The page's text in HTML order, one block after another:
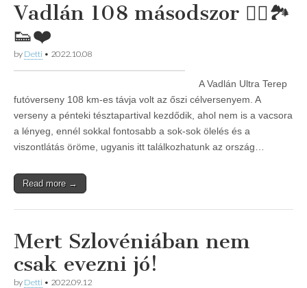
Vadlán 108 másodszor 🏃‍♀️🏞
👟❤️
by Detti • 2022.10.08
A Vadlán Ultra Terep
futóverseny 108 km-es távja volt az őszi célversenyem. A
verseny a pénteki tésztapartival kezdődik, ahol nem is a vacsora
a lényeg, ennél sokkal fontosabb a sok-sok ölelés és a
viszontlátás öröme, ugyanis itt találkozhatunk az ország…
Read more →
Mert Szlovéniában nem
csak evezni jó!
by Detti • 2022.09.12